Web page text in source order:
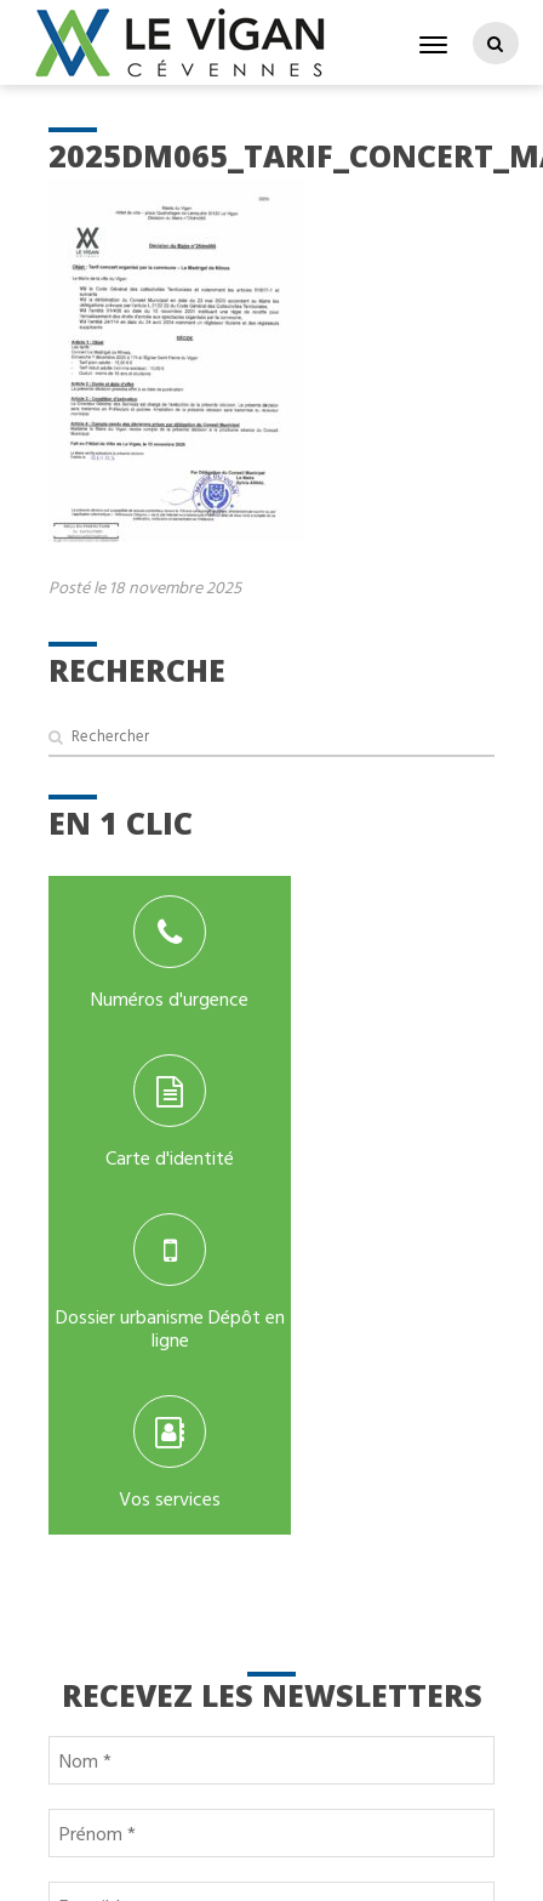
RECHERCHE
EN 1 CLIC
Numéros d'urgence
Carte d'identité
Dossier urbanisme Dépôt en
ligne
Vos services
Posté le 18 novembre 2025
RECEVEZ LES NEWSLETTERS